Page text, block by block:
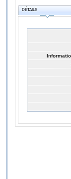
DÉTAILS